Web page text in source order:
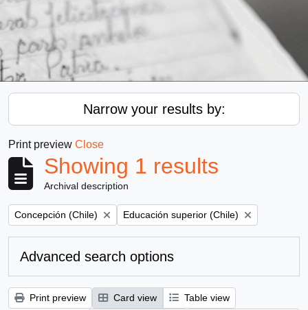
Narrow your results by:
Print preview Close
Showing 1 results
Archival description
Remove filter:
Concepción (Chile) Remove filter:
Educación superior (Chile)
Advanced search options
Print preview Card view
Table view